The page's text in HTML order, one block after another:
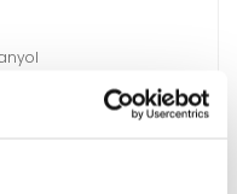
végzettség